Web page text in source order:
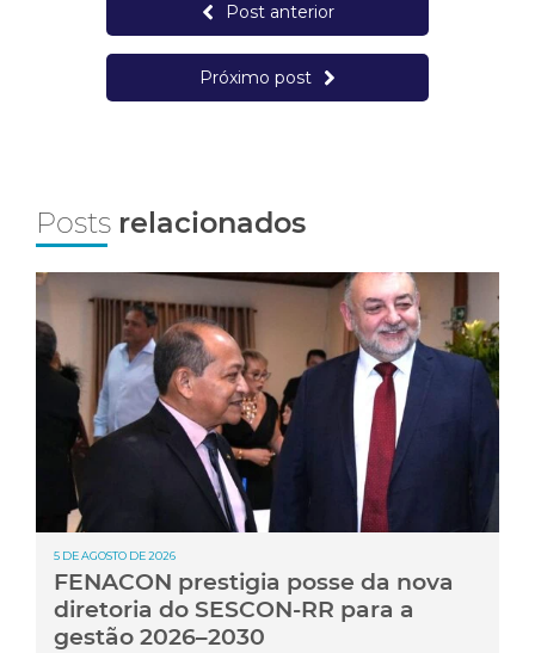
Post anterior
Próximo post
Posts relacionados
5 DE AGOSTO DE 2026
FENACON prestigia posse da nova
diretoria do SESCON-RR para a
gestão 2026–2030